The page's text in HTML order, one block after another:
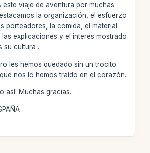
este viaje de aventura por muchas
la organización, el esfuerzo
porteadores, la comida, el material
explicaciones y el interés mostrado
su cultura .
les hemos quedado sin un trocito
nos lo hemos traído en el corazón.
así. Muchas gracias.